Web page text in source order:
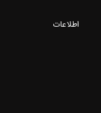
اطلاعات